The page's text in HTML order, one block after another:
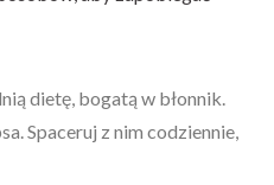
dietę, bogatą w błonnik.
Spaceruj z nim codziennie,